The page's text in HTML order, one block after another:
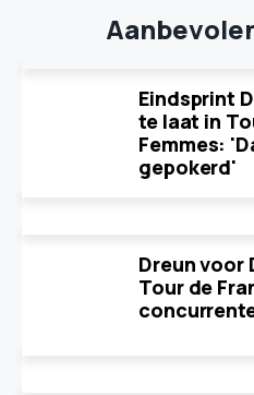
Eindsprint
te laat in
Femmes:
gepokerd'
Dreun voor
Tour de